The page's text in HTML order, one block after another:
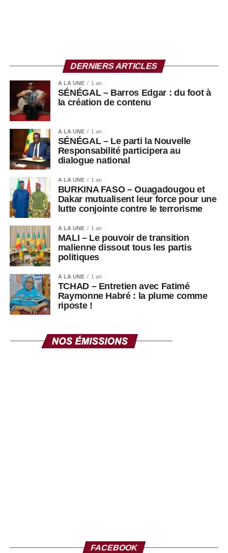
DERNIERS ARTICLES
A LA UNE 1 an .
SÉNÉGAL – Barros Edgar : du foot à
la création de contenu
A LA UNE 1 an .
SÉNÉGAL – Le parti la Nouvelle
Responsabilité participera au
dialogue national
A LA UNE 1 an .
BURKINA FASO – Ouagadougou et
Dakar mutualisent leur force pour une
lutte conjointe contre le terrorisme
A LA UNE 1 an .
MALI – Le pouvoir de transition
malienne dissout tous les partis
politiques
A LA UNE 1 an .
TCHAD – Entretien avec Fatimé
Raymonne Habré : la plume comme
riposte !
FACEBOOK